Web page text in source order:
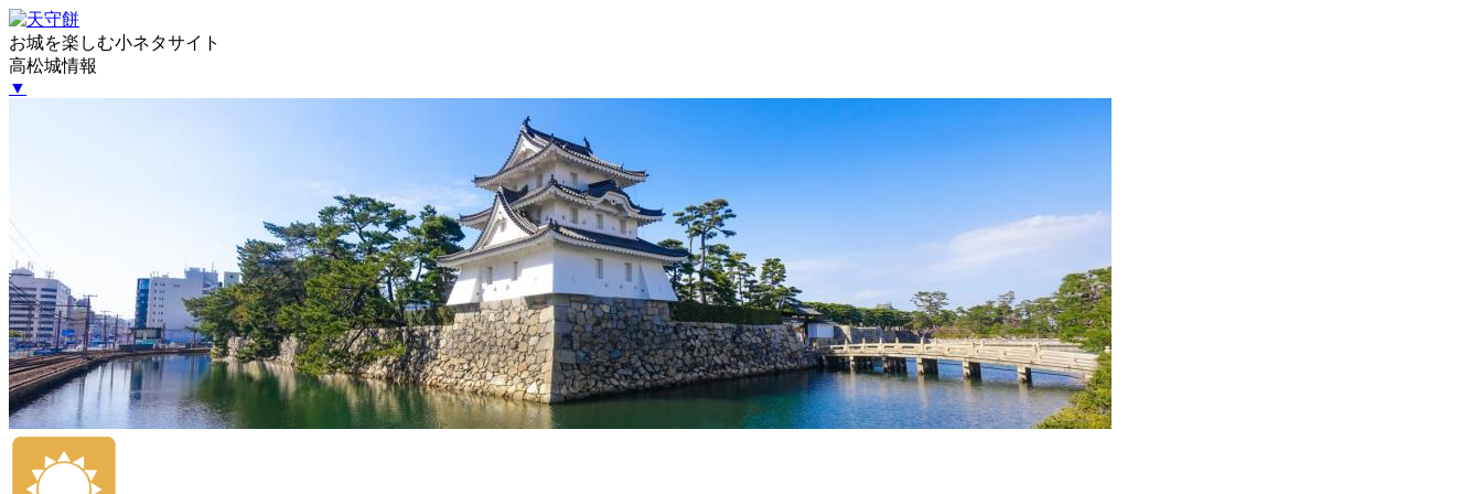
お城を楽しむ小ネタサイト
高松城情報
▼